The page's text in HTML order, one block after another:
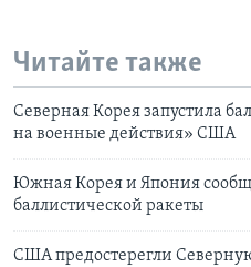
Читайте также
Северная Корея запустила
на военные действия» США
Южная Корея и Япония
баллистической ракеты
США предостерегли